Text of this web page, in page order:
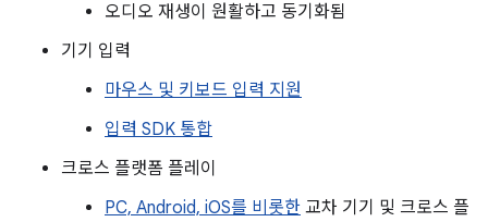
오디오 재생이 원활하고 동기화됨
기기 입력
마우스 및 키보드 입력 지원
입력 SDK 통합
크로스 플랫폼 플레이
PC, Android, iOS를 비롯한 교차 기기 및 크로스 플